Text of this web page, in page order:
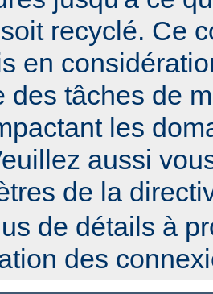
recyclé. Ce
en
des tâches de
les
aussi
de la
de détails à
des